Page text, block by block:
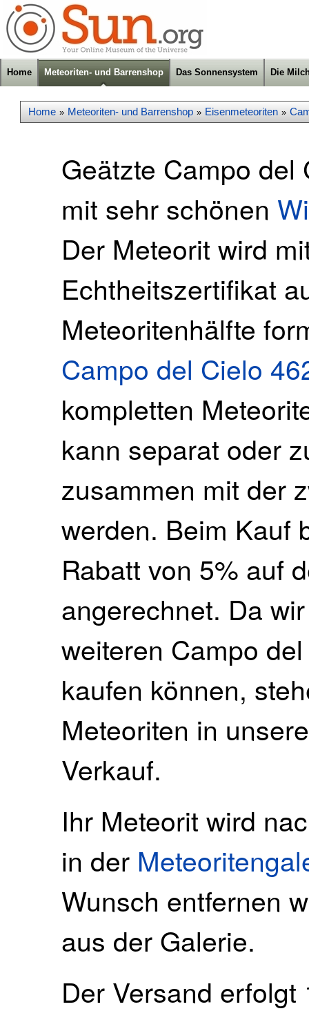
Home Meteoriten- und Barrenshop Das Sonnensystem Die
Home » Meteoriten- und Barrenshop » Eisenmeteoriten »
Geätzte Campo del
mit sehr schönen
Der Meteorit wird
Echtheitszertifikat
Meteoritenhälfte
Campo del Cielo
kompletten
kann separat oder
zusammen mit der
werden. Beim Kauf
Rabatt von 5% auf
angerechnet. Da
weiteren Campo
kaufen können,
Meteoriten in
Verkauf.
Ihr Meteorit wird
in der
Wunsch entfernen
aus der Galerie.
Der Versand